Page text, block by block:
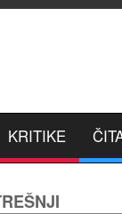
KRITIKE